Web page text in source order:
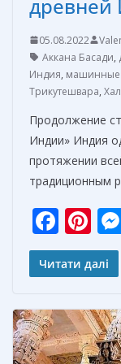
древней
05.08.2022
Аккана Басади,
Индия, машинные
Трикутешвара,
Продолжение
Индии» Индия
протяжении
традиционным
F
ac
e
o
o
Pi
nt
er
st
Читати далі